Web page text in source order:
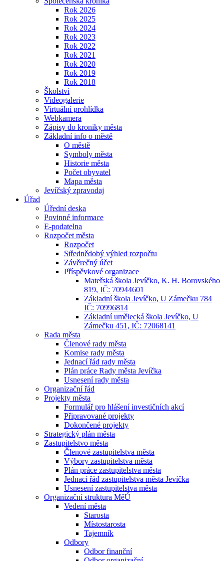
Rok 2026
Rok 2025
Rok 2024
Rok 2023
Rok 2022
Rok 2021
Rok 2020
Rok 2019
Rok 2018
Školství
Videogalerie
Virtuální prohlídka
Webkamera
Zápisy do kroniky města
Základní info o městě
O městě
Symboly města
Historie města
Počet obyvatel
Mapa města
Jevíčský zpravodaj
Úřad
Úřední deska
Povinné informace
E-podatelna
Rozpočet města
Rozpočet
Střednědobý výhled rozpočtu
Závěrečný účet
Příspěvkové organizace
Mateřská škola Jevíčko, K. H. Borovského
819, IČ: 70944601
Základní škola Jevíčko, U Zámečku 784
IČ: 70996814
Základní umělecká škola Jevíčko, U
Zámečku 451, IČ: 72068141
Rada města
Členové rady města
Komise rady města
Jednací řád rady města
Plán práce Rady města Jevíčka
Usnesení rady města
Organizační řád
Projekty města
Formulář pro hlášení investičních akcí
Připravované projekty
Dokončené projekty
Strategický plán města
Zastupitelstvo města
Členové zastupitelstva města
Výbory zastupitelstva města
Plán práce zastupitelstva města
Jednací řád zastupitelstva města Jevíčka
Usnesení zastupitelstva města
Organizační struktura MěÚ
Vedení města
Starosta
Místostarosta
Tajemník
Odbory
Odbor finanční